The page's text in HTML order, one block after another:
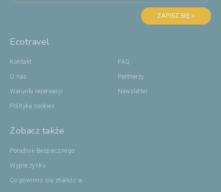
ZAPISZ SIĘ >
Ecotravel
Kontakt
O nas
Warunki rezerwacji
Polityka cookies
FAQ
Partnerzy
Newsletter
Zobacz także
Poradnik Bezpiecznego
Wypoczynku
Co powinno się znaleźć w